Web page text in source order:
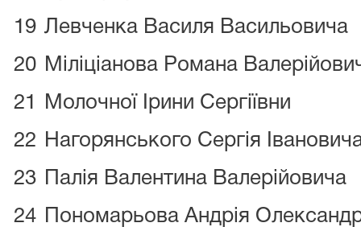
19 Левченка Василя Васильовича
20 Міліціанова Романа
21
Молочної Ірини Сергіївни
22
Нагорянського Сергія
23
Палія Валентина Валерійовича
24
Пономарьова Андрія